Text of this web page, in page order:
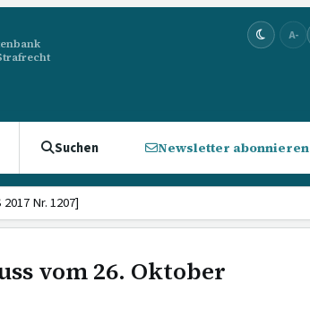
A-
Suchen Newsletter abonnieren
Nr. 1207]
vom 26. Oktober